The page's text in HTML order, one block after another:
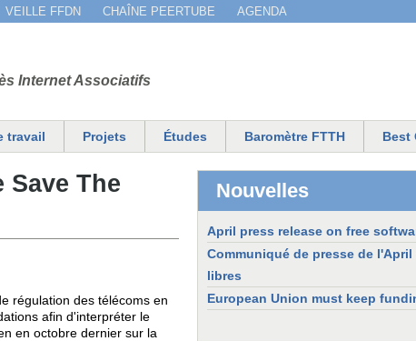
Jump to navigation
Internet Associatifs
VEILLE FFDN CHAÎNE PEERTUBE AGENDA
travail Projets Études Baromètre FTTH Best
The
régulation des télécoms en
afin d'interpréter le
en octobre dernier sur la
Nouvelles
April press release on free
Communiqué de presse de
libres
European Union must keep